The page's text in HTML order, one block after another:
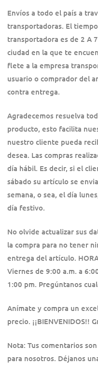
Envíos a todo el país a
transportadoras. El
transportadora es de 2 A
ciudad en la que te
flete a la empresa
usuario o comprador del
contra entrega.
Agradecemos resuelva
producto, esto facilita
nuestro cliente pueda
desea. Las compras
día hábil. Es decir, si el
sábado su artículo se
semana, o sea, el día
día festivo.
No olvide actualizar sus
la compra para no tener
entrega del artículo.
Viernes de 9:00 a.m. a
1:00 pm. Pregúntanos
Anímate y compra un
precio. ¡¡BIENVENIDOS!!
Nota: Tus comentarios
para nosotros. Déjanos